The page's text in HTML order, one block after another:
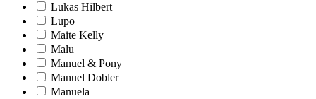
Lukas Hilbert
Lupo
Maite Kelly
Malu
Manuel & Pony
Manuel Dobler
Manuela